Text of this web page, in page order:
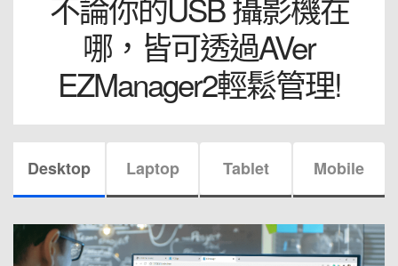
不論你的USB 攝影機在
哪，皆可透過AVer
EZManager2輕鬆管理!
Desktop Laptop Tablet Mobile